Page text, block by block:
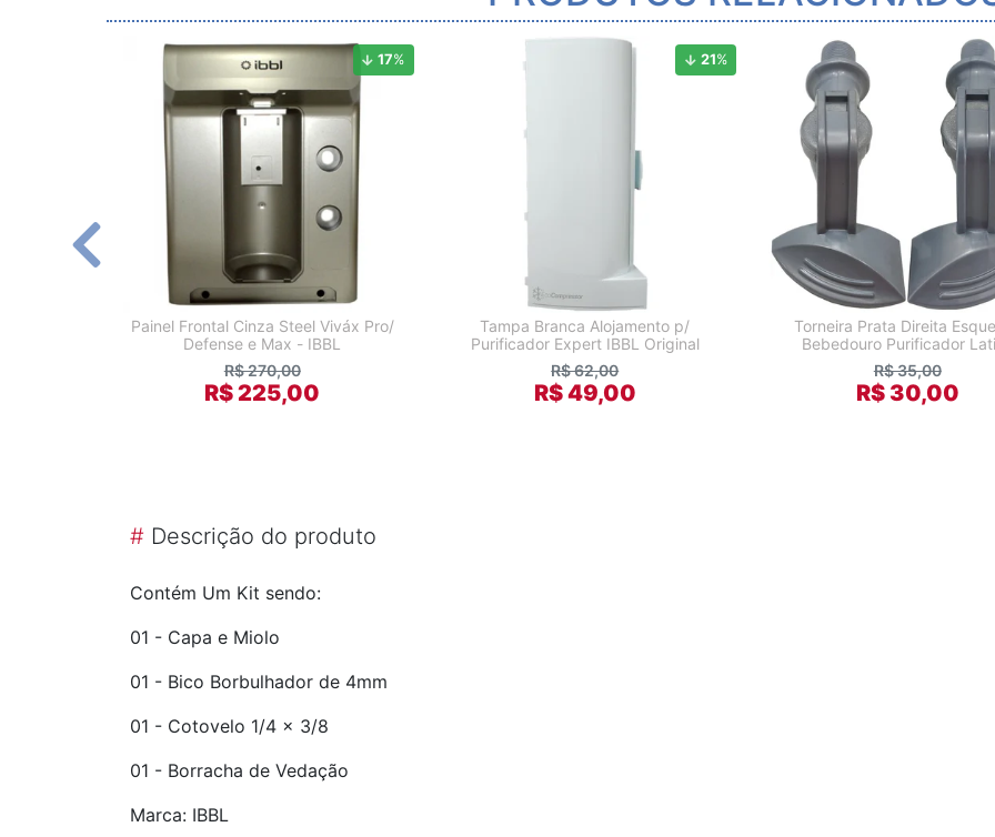
17%
Painel Frontal Cinza Steel Viváx Pro/
Defense e Max - IBBL
R$ 270,00
R$ 225,00
21%
Tampa Branca Alojamento p/
Purificador Expert IBBL Original
R$ 62,00
R$ 49,00
Torneira Prata Direita
Bebedouro Purificador
R$ 35,00
R$ 30,00
# Descrição do produto
Contém Um Kit sendo:
01 - Capa e Miolo
01 - Bico Borbulhador de 4mm
01 - Cotovelo 1/4 x 3/8
01 - Borracha de Vedação
Marca: IBBL